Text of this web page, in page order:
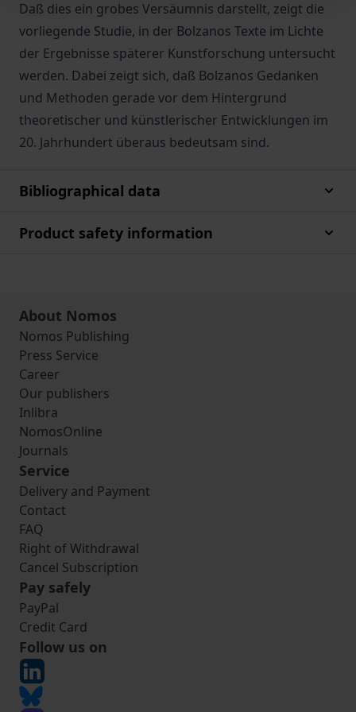
Daß dies ein grobes Versäumnis darstellt, zeigt die
vorliegende Studie, in der Bolzanos Texte im Lichte
der Ergebnisse späterer Kunstforschung untersucht
werden. Dabei zeigt sich, daß Bolzanos Gedanken
und Methoden gerade vor dem Hintergrund
theoretischer und künstlerischer Entwicklungen im
20. Jahrhundert überaus bedeutsam sind.
Bibliographical data
Product safety information
About Nomos
Nomos Publishing
Press Service
Career
Our publishers
Inlibra
NomosOnline
Journals
Service
Delivery and Payment
Contact
FAQ
Right of Withdrawal
Cancel Subscription
Pay safely
PayPal
Credit Card
Follow us on